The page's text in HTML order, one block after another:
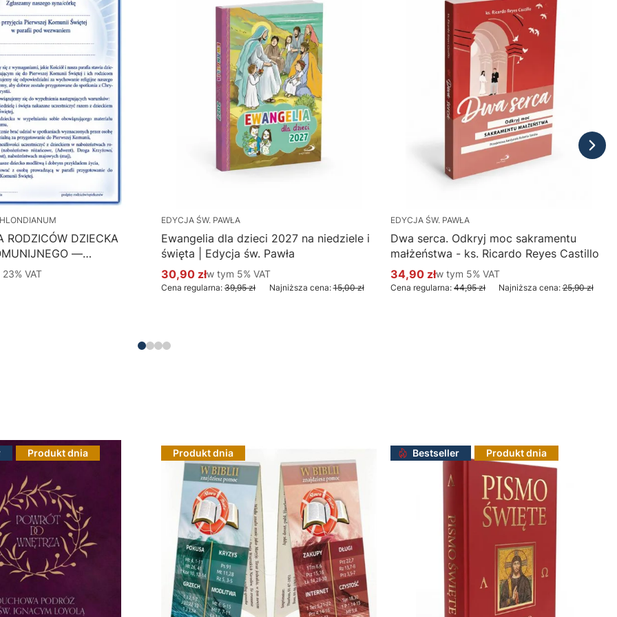
RODZICÓW DZIECKA
—
Hlondianum - druk
50 szt.
VAT
23% VAT
EDYCJA ŚW. PAWŁA
Ewangelia dla dzieci 2027 na niedziele i
święta | Edycja św. Pawła
Cena promocyjna brutto
30,90 złw tym %s VAT
w tym 5% VAT
Cena regularna: 39,95 zł Najniższa cena: 15,00 zł
EDYCJA ŚW. PAWŁA
Dwa serca. Odkryj moc sakramentu
małżeństwa - ks. Ricardo Reyes Castillo
Cena promocyjna brutto
34,90 złw tym %s VAT
w tym 5% VAT
Cena regularna: 44,95 zł Najniższa cena: 25,90 zł
Produkt dnia Produkt dnia Bestseller Produkt dnia